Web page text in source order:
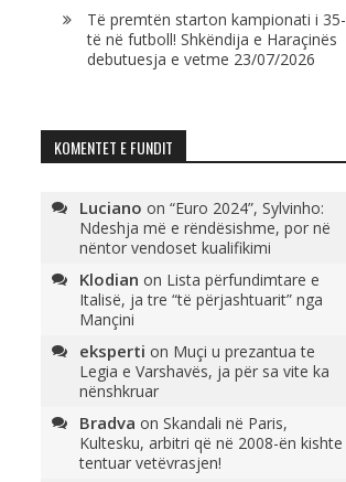
Të premtën starton kampionati i 35-
të në futboll! Shkëndija e Haraçinës
debutuesja e vetme 23/07/2026
KOMENTET E FUNDIT
Luciano on “Euro 2024”, Sylvinho:
Ndeshja më e rëndësishme, por në
nëntor vendoset kualifikimi
Klodian on Lista përfundimtare e
Italisë, ja tre “të përjashtuarit” nga
Mançini
eksperti on Muçi u prezantua te
Legia e Varshavës, ja për sa vite ka
nënshkruar
Bradva on Skandali në Paris,
Kultesku, arbitri që në 2008-ën kishte
tentuar vetëvrasjen!